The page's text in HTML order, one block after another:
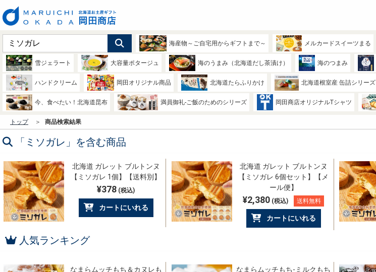
海産物～ご自宅用からギフトまで～ メルカードスイーツまる
雪ジェラート 大容量ポタージュ 海のうまみ（北海道だし茶漬け） 海のつまみ
ハンドクリーム 岡田オリジナル商品 北海道たらふりかけ 北海道根室産 缶詰シリーズ
今、食べたい！北海道昆布 満員御礼-ご飯のためのシリーズ 岡田商店オリジナルTシャツ
トップ 商品検索結果
「ミソガレ」を含む商品
北海道 ガレット ブルトンヌ
【ミソガレ 1個】【送料別】
¥378 (税込)
カートにいれる
北海道 ガレット ブルトンヌ
【ミソガレ 6個セット】【メ
ール便】
¥2,380 (税込) 送料無料
カートにいれる
人気ランキング
なまらムッチもち＆カヌレも
なまらムッチもち-ミルクもち